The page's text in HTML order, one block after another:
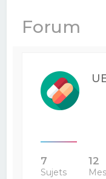
Forum
7
Sujets
12